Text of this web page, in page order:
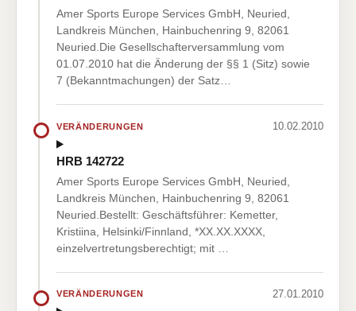
Amer Sports Europe Services GmbH, Neuried,
Landkreis München, Hainbuchenring 9, 82061
Neuried.Die Gesellschafterversammlung vom
01.07.2010 hat die Änderung der §§ 1 (Sitz) sowie
7 (Bekanntmachungen) der Satz…
VERÄNDERUNGEN 10.02.2010
HRB 142722
Amer Sports Europe Services GmbH, Neuried,
Landkreis München, Hainbuchenring 9, 82061
Neuried.Bestellt: Geschäftsführer: Kemetter,
Kristiina, Helsinki/Finnland, *XX.XX.XXXX,
einzelvertretungsberechtigt; mit …
VERÄNDERUNGEN 27.01.2010